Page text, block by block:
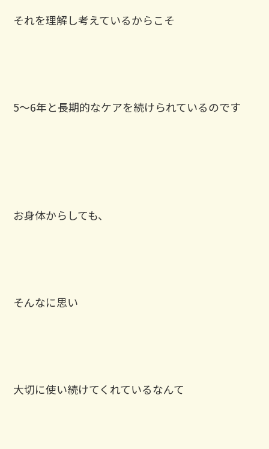
それを理解し考えているからこそ
5〜6年と長期的なケアを続けられているのです
お身体からしても、
そんなに思い
大切に使い続けてくれているなんて